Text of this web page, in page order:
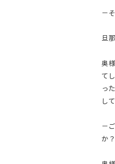
－
旦
奥
て
っ
し
－
か？